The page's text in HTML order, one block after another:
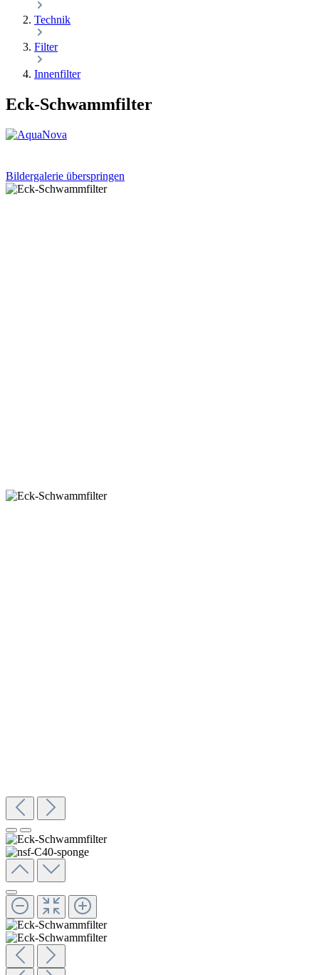
Technik
Filter
Innenfilter
Eck-Schwammfilter
Bildergalerie überspringen